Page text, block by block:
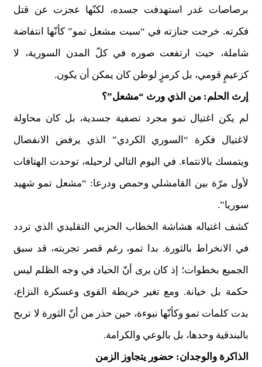
برصاصات غدر استهدفت جسده، لكنّها عجزت عن قتل
فكرته. خرجت جنازته في “سبت مشعل تمو” كأنّها انتفاضة
شاملة، حيث ارتفعت صوره في كلّ المدن السورية، لا
كزعيمٍ قومي، بل كرمزٍ لوطن كان يمكن أن يكون.
إرث الحلم: من الذي ورث “مشعل”؟
لم يكن اغتيال تمو مجرد تصفية جسدية، بل كان محاولة
لاغتيال فكرة “السوري الكردي” الذي يرفض الانفصال
ويتمسك بالانتماء. في اليوم التالي لرحيله، توحدت الهتافات
لأول مرّة بين القامشلي وحمص ودرعا: “مشعل تمو شهيد
سوريا”.
كشف اغتياله هشاشة الخطاب الحزبي التقليدي الذي تردد
في الانخراط بالثورة. بدا تمو، رغم قصر تجربته، قد سبق
الجميع بخطوات؛ إذ كان يرى أنّ الحياد في وجه الظلم ليس
حكمة بل خيانة. ومع تغير خريطة القوى وعسكرة النزاع،
بدت كلمات تمو وكأنّها نبوءة، حين حذر من أنّ الثورة لا تربح
بالبندقية وحدها، بل بالوعي والكرامة.
الذاكرة والوجدان: حضور يتجاوز الزمن